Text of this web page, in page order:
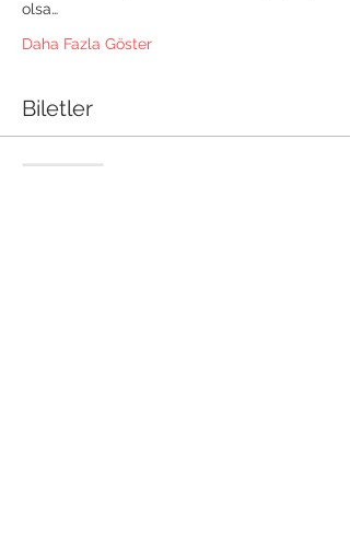
olsa…
Daha Fazla Göster
Biletler